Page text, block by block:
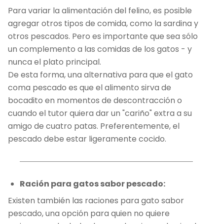
Para variar la alimentación del felino, es posible
agregar otros tipos de comida, como la sardina y
otros pescados. Pero es importante que sea sólo
un complemento a las comidas de los gatos - y
nunca el plato principal.
De esta forma, una alternativa para que el gato
coma pescado es que el alimento sirva de
bocadito en momentos de descontracción o
cuando el tutor quiera dar un "cariño" extra a su
amigo de cuatro patas. Preferentemente, el
pescado debe estar ligeramente cocido.
Ración para gatos sabor pescado:
Existen también las raciones para gato sabor
pescado, una opción para quien no quiere